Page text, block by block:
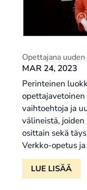
Opettajana
MAR 24, 2023
Perinteinen
vaihtoehtoja ja
välineistä,
osittain sekä
Verkko-opetus
LUE LISÄÄ